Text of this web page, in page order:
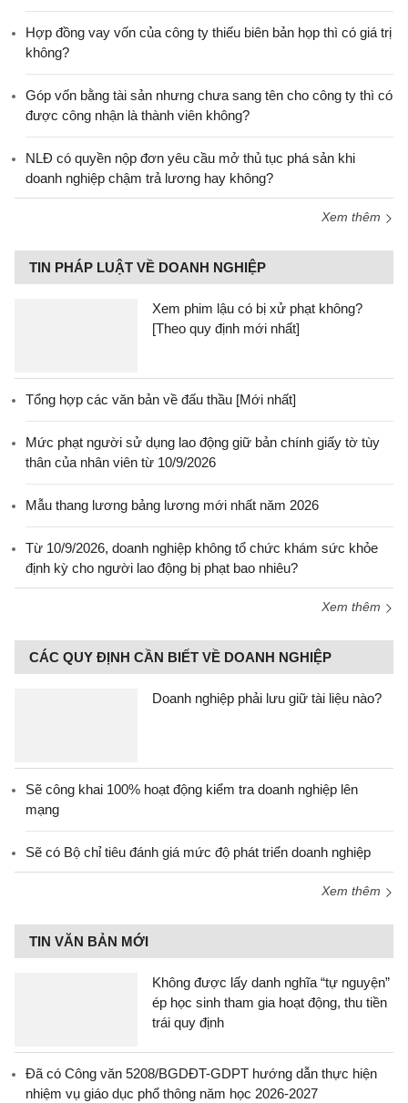
Hợp đồng vay vốn của công ty thiếu biên bản họp thì có giá trị
không?
Góp vốn bằng tài sản nhưng chưa sang tên cho công ty thì có
được công nhận là thành viên không?
NLĐ có quyền nộp đơn yêu cầu mở thủ tục phá sản khi
doanh nghiệp chậm trả lương hay không?
Xem thêm
TIN PHÁP LUẬT VỀ DOANH NGHIỆP
Xem phim lậu có bị xử phạt không?
[Theo quy định mới nhất]
Tổng hợp các văn bản về đấu thầu [Mới nhất]
Mức phạt người sử dụng lao động giữ bản chính giấy tờ tùy
thân của nhân viên từ 10/9/2026
Mẫu thang lương bảng lương mới nhất năm 2026
Từ 10/9/2026, doanh nghiệp không tổ chức khám sức khỏe
định kỳ cho người lao động bị phạt bao nhiêu?
Xem thêm
CÁC QUY ĐỊNH CẦN BIẾT VỀ DOANH NGHIỆP
Doanh nghiệp phải lưu giữ tài liệu nào?
Sẽ công khai 100% hoạt động kiểm tra doanh nghiệp lên
mạng
Sẽ có Bộ chỉ tiêu đánh giá mức độ phát triển doanh nghiệp
Xem thêm
TIN VĂN BẢN MỚI
Không được lấy danh nghĩa “tự nguyện”
ép học sinh tham gia hoạt động, thu tiền
trái quy định
Đã có Công văn 5208/BGDĐT-GDPT hướng dẫn thực hiện
nhiệm vụ giáo dục phổ thông năm học 2026-2027